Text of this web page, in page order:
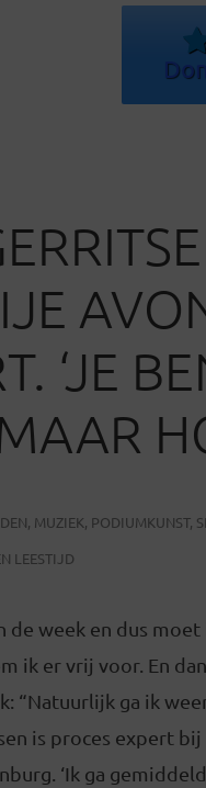
‘JE
, MUZIEK, PODIUMKUNST,
LEESTIJD
de week en dus
ik er vrij voor. En
“Natuurlijk ga ik
is proces expert
‘Ik ga